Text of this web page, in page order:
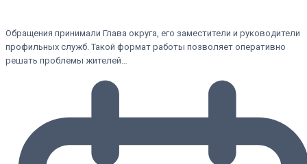
Обращения принимали Глава округа, его заместители и руководители
профильных служб. Такой формат работы позволяет оперативно
решать проблемы жителей…